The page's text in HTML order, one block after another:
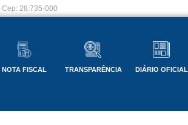
28.735-000
NOTA FISCAL TRANSPARÊNCIA DIÁRIO OFICIAL